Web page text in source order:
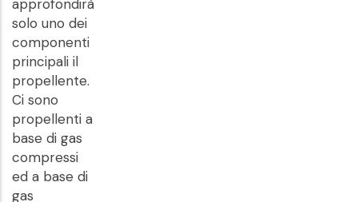
approfondirà
solo uno dei
componenti
principali il
propellente.
Ci sono
propellenti a
base di gas
compressi
ed a base di
gas